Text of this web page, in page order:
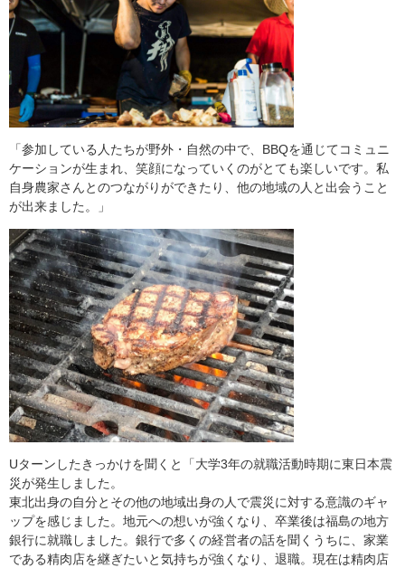
「参加している人たちが野外・自然の中で、BBQを通じてコミュニ
ケーションが生まれ、笑顔になっていくのがとても楽しいです。私
自身農家さんとのつながりができたり、他の地域の人と出会うこと
が出来ました。」
Uターンしたきっかけを聞くと「大学3年の就職活動時期に東日本震
災が発生しました。
東北出身の自分とその他の地域出身の人で震災に対する意識のギャ
ップを感じました。地元への想いが強くなり、卒業後は福島の地方
銀行に就職しました。銀行で多くの経営者の話を聞くうちに、家業
である精肉店を継ぎたいと気持ちが強くなり、退職。現在は精肉店